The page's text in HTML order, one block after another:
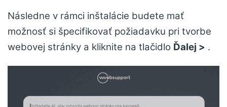
Následne v rámci inštalácie budete mať
možnosť si špecifikovať požiadavku pri tvorbe
webovej stránky a kliknite na tlačidlo Ďalej > .